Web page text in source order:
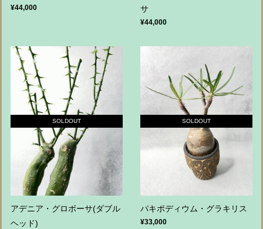
¥44,000
サ
¥44,000
SOLDOUT
アデニア・グロボーサ(ダブル
ヘッド)
SOLDOUT
パキポディウム・グラキリス
¥33,000